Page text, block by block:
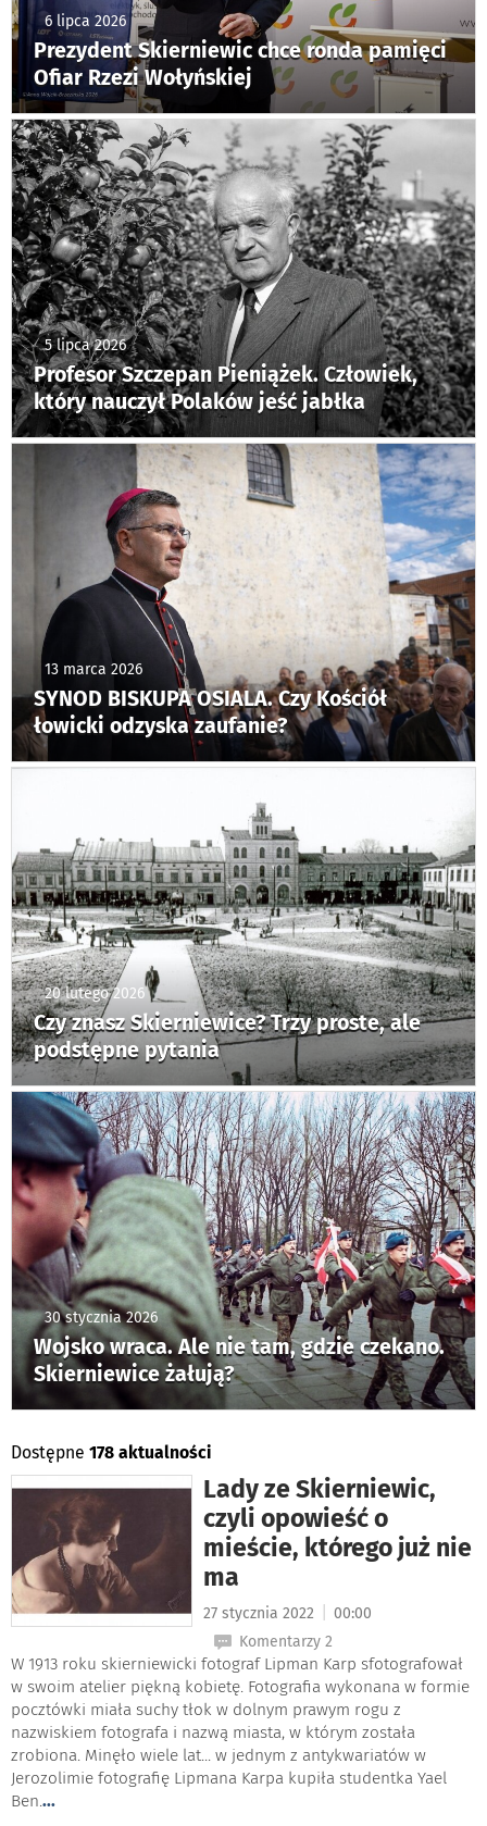
6 lipca 2026
Prezydent Skierniewic chce ronda pamięci
Ofiar Rzezi Wołyńskiej
5 lipca 2026
Profesor Szczepan Pieniążek. Człowiek,
który nauczył Polaków jeść jabłka
13 marca 2026
SYNOD BISKUPA OSIALA. Czy Kościół
łowicki odzyska zaufanie?
20 lutego 2026
Czy znasz Skierniewice? Trzy proste, ale
podstępne pytania
30 stycznia 2026
Wojsko wraca. Ale nie tam, gdzie czekano.
Skierniewice żałują?
Dostępne 178 aktualności
Lady ze Skierniewic,
czyli opowieść o
mieście, którego już nie
ma
27 stycznia 2022
00:00
Komentarzy 2
W 1913 roku skierniewicki fotograf Lipman Karp sfotografował
w swoim atelier piękną kobietę. Fotografia wykonana w formie
pocztówki miała suchy tłok w dolnym prawym rogu z
nazwiskiem fotografa i nazwą miasta, w którym została
zrobiona. Minęło wiele lat... w jednym z antykwariatów w
Jerozolimie fotografię Lipmana Karpa kupiła studentka Yael
Ben....